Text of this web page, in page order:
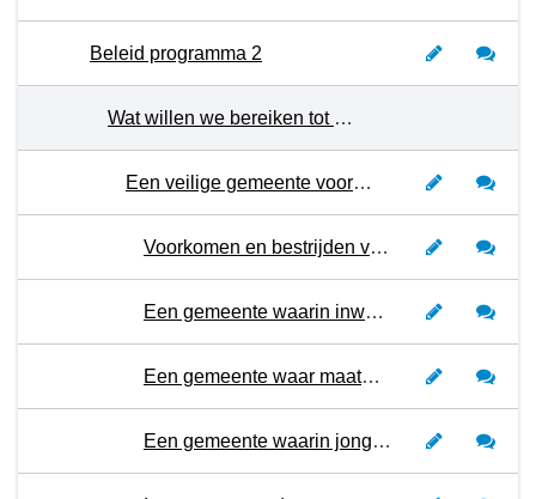
Beleid programma 2
Wat willen we bereiken tot en met 2027?
Een veilige gemeente voor iedereen
Voorkomen en bestrijden van georganiseerde ondermijnende criminaliteit in Stichtse Vecht
Een gemeente waarin inwoners en ondernemers weerbaar zijn tegen risico’s en dreigingen van de snel digitaliserende maatschappij
Een gemeente waar maatwerk wordt geleverd voor inwoners met meervoudige problematiek waardoor overlast en onveilige situaties tot een minimum wordt beperkt
Een gemeente waarin jongeren zich in een veilige omgeving kunnen ontwikkelen en structurele jongerenoverlast nauwelijks voorkomt